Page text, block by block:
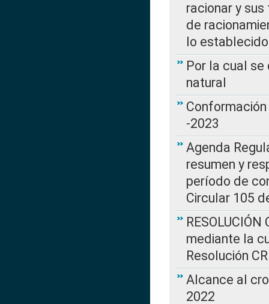
racionar y
de
lo
Por la cual
natural
-2023
Agenda
resumen y
período de
Circular 105
mediante la
Resolución
Alcance al
2022